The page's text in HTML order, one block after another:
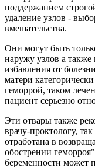
поддержанием
удаление узлов -
вмешательства.
Они могут быть
наружу узлов а
избавления от
матери
геморрой, таком
пациент серьезно
Эти отвары также
врачу-проктологу,
отработана в
обострении
беременности может